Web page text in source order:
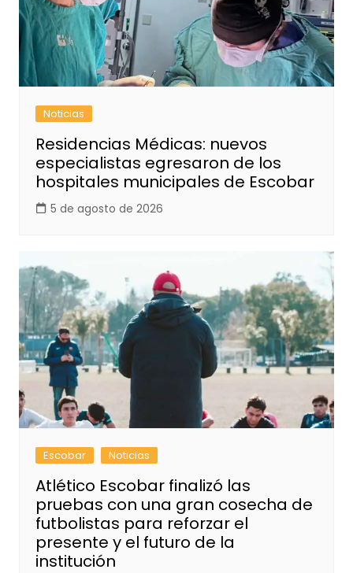
Noticias
Residencias Médicas: nuevos
especialistas egresaron de los
hospitales municipales de Escobar
5 de agosto de 2026
Escobar Noticias
Atlético Escobar finalizó las
pruebas con una gran cosecha de
futbolistas para reforzar el
presente y el futuro de la
institución